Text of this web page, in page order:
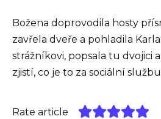
Božena doprovodila hosty
zavřela dveře a pohladila
strážníkovi, popsala tu dvojici
zjistí, co je to za sociální
Rate article